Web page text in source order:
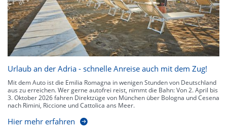
Urlaub an der Adria - schnelle Anreise auch mit dem Zug!
Mit dem Auto ist die Emilia Romagna in wenigen Stunden von Deutschland
aus zu erreichen. Wer gerne autofrei reist, nimmt die Bahn: Von 2. April bis
3. Oktober 2026 fahren Direktzüge von München über Bologna und Cesena
nach Rimini, Riccione und Cattolica ans Meer.
Hier mehr erfahren